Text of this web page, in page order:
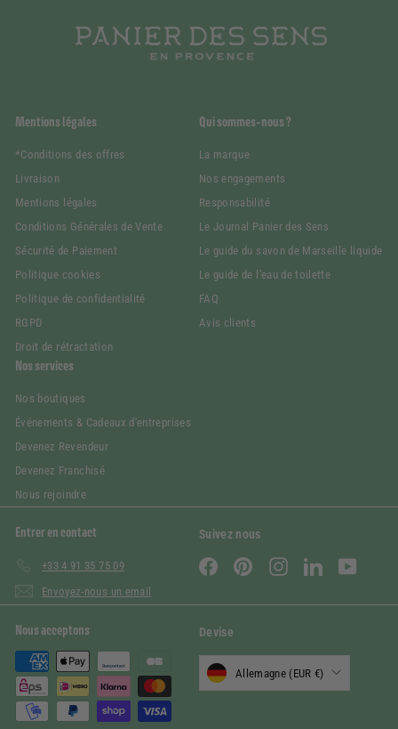
Mentions légales
*Conditions des offres
Livraison
Mentions légales
Conditions Générales de Vente
Sécurité de Paiement
Politique cookies
Politique de confidentialité
RGPD
Droit de rétractation
Qui sommes-nous ?
La marque
Nos engagements
Responsabilité
Le Journal Panier des Sens
Le guide du savon de Marseille liquide
Le guide de l'eau de toilette
FAQ
Avis clients
Nos services
Nos boutiques
Événements & Cadeaux d'entreprises
Devenez Revendeur
Devenez Franchisé
Nous rejoindre
Entrer en contact
+33 4 91 35 75 09
Envoyez-nous un email
Suivez nous
FacebookPinterestInstagramLinkedIn
Nous acceptons Devise
Allemagne (EUR €)